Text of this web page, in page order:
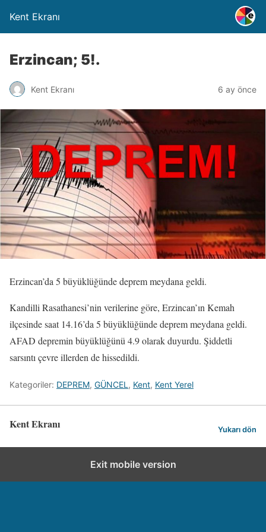
Kent Ekranı
Erzincan; 5!.
Kent Ekranı 6 ay önce
Erzincan’da 5 büyüklüğünde deprem meydana geldi.
Kandilli Rasathanesi’nin verilerine göre, Erzincan’ın Kemah
ilçesinde saat 14.16’da 5 büyüklüğünde deprem meydana geldi.
AFAD depremin büyüklüğünü 4.9 olarak duyurdu. Şiddetli
sarsıntı çevre illerden de hissedildi.
Kategoriler: DEPREM, GÜNCEL , Kent, Kent Yerel
Kent Ekranı Yukarı dön
Exit mobile version